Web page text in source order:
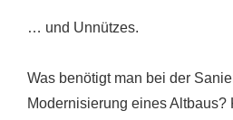
… und Unnützes.
Was benötigt man bei der
Modernisierung eines Altbaus?